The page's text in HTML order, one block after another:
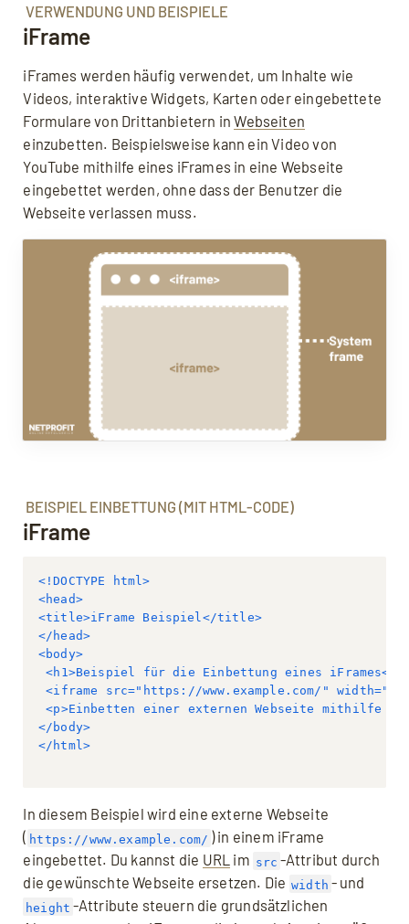
Beispiel Einbettung (mit HTML-Code): iFrame
Eigenschaften: iFrame
FAQ: Häufige Fragen zu iFrame
Quellen, weiterführende Links
VERWENDUNG UND BEISPIELE
iFrame
iFrames werden häufig verwendet, um Inhalte wie
Videos, interaktive Widgets, Karten oder eingebettete
Formulare von Drittanbietern inWebseiten
einzubetten. Beispielsweise kann ein Video von
YouTube mithilfe eines iFrames in eine Webseite
eingebettet werden, ohne dass der Benutzer die
Webseite verlassen muss.
BEISPIEL EINBETTUNG (MIT HTML-CODE)
iFrame
<!DOCTYPE html>
<head>
<title>iFrame Beispiel</title>
</head>
<body>
<h1>Beispiel für die Einbettung eines iFrames</
<iframe src="https://www.example.com/" width=
<p>Einbetten einer externen Webseite mithilfe
</body>
</html>
In diesem Beispiel wird eine externe Webseite
( https://www.example.com/ ) in einem iFrame
eingebettet. Du kannst die URL im src -Attribut durch
die gewünschte Webseite ersetzen. Die width - und
height -Attribute steuern die grundsätzlichen
Mit dem Aufruf des Videos erklären Sie sich
einverstanden, dass Ihre Daten an YouTube
übermittelt werden und Sie die
Datenschutzerklärung
akzeptieren.